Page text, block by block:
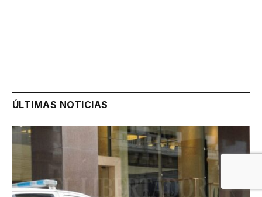
ÚLTIMAS NOTICIAS